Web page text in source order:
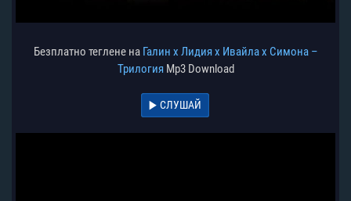
Безплатно теглене на Галин x Лидия x Ивайла x Симона –
ТрилогияMp3 Download
СЛУШАЙ